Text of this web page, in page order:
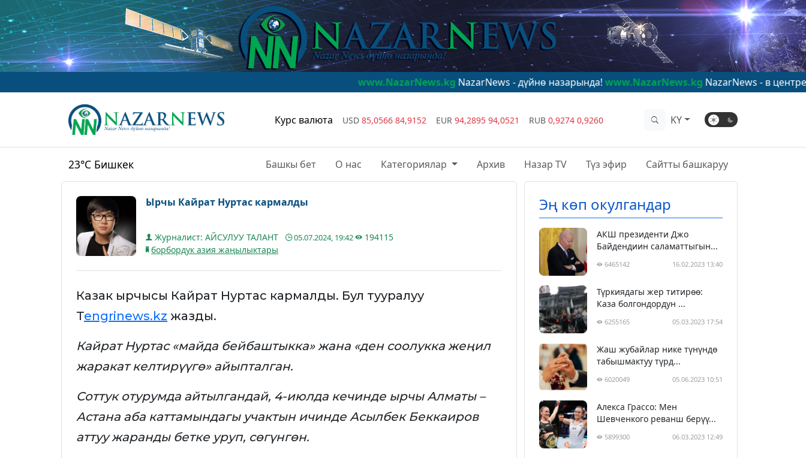
www.NazarNews.kgNazarNews - дүйнө назарында! www.NazarNews.kgNazarNews - в центре мирового
Курс валюта USD 85,0566 84,9152 EUR 94,2895 94,0521 RUB 0,9274 0,9260 KY
23°C Бишкек Башкы бет О нас Категориялар Архив Назар TV Түз эфир Сайтты башкаруу
Ырчы Кайрат Нуртас кармалды
Журналист: АЙСУЛУУ ТАЛАНТ 05.07.2024, 19:42
194115
борбордук азия жаңылыктары
Казак ырчысы Кайрат Нуртас кармалды. Бул тууралуу
Tengrinews.kz жазды.
Кайрат Нуртас «майда бейбаштыкка» жана «ден соолукка жеңил
жаракат келтирүүгө» айыпталган.
Соттук отурумда айтылгандай, 4-июлда кечинде ырчы Алматы –
Астана аба каттамындагы учактын ичинде Асылбек Беккаиров
аттуу жаранды бетке уруп, сөгүнгөн.
Эң көп окулгандар
АКШ президенти Джо
Байдендиин саламаттыгын...
6465142 16.02.2023 13:40
Түркиядагы жер титирөө:
Каза болгондордун ...
6255165 05.03.2023 17:54
Жаш жубайлар нике түнүндө
табышмактуу түрд...
6020049 05.06.2023 10:51
Алекса Грассо: Мен
Шевченкого реванш берүү...
5899300 06.03.2023 12:49